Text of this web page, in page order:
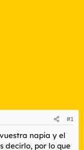
#1
napia y el
decirlo, por lo que